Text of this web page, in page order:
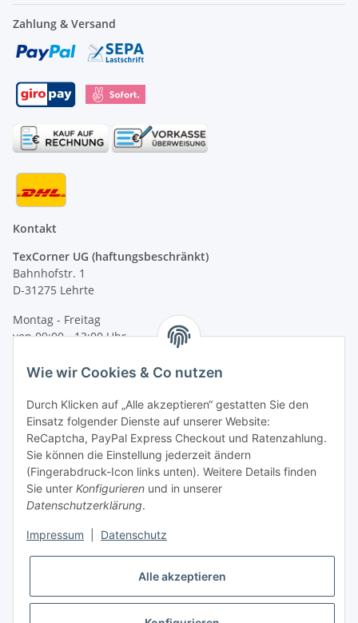
Zahlung & Versand
Kontakt
TexCorner UG (haftungsbeschränkt)
Bahnhofstr. 1
D-31275 Lehrte
Montag - Freitag
von 09:00 - 13:00 Uhr
Tel: +49 (0) 5132 8230689
Fax: +49 (0) 5132 8230693
E-Mail:mail@signalweste.net
Wie wir Cookies & Co nutzen
Durch Klicken auf „Alle akzeptieren“ gestatten Sie den
Einsatz folgender Dienste auf unserer Website:
ReCaptcha, PayPal Express Checkout und Ratenzahlung.
Sie können die Einstellung jederzeit ändern
(Fingerabdruck-Icon links unten). Weitere Details finden
Sie unter Konfigurieren und in unserer
Datenschutzerklärung.
Impressum Datenschutz
Alle akzeptieren